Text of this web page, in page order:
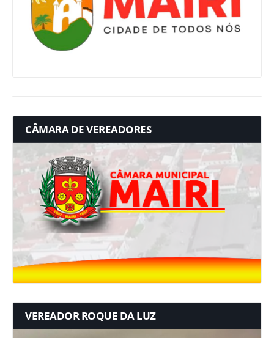
CÂMARA DE VEREADORES
VEREADOR ROQUE DA LUZ